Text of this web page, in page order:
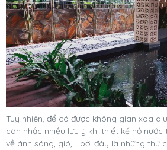
Tuy nhiên, để có được không gian xoa
cân nhắc nhiều lưu ý khi thiết kế hồ nước
về ánh sáng, gió,… bởi đây là những thứ